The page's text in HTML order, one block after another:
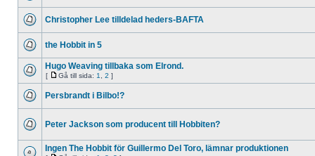
Christopher Lee tilldelad heders-BAFTA
the Hobbit in 5
Hugo Weaving tillbaka som Elrond.
[ Gå till sida: 1 2 ]
Persbrandt i Bilbo!?
Peter Jackson som producent till Hobbiten?
Ingen The Hobbit för Guillermo Del Toro, lämnar produktionen